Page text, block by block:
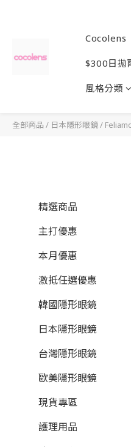
Cocolens
$300日拋
風格分類
全部商品 / 日本隱形眼鏡/
精選商品
主打優惠
本月優惠
激抵任選優惠
韓國隱形眼鏡
日本隱形眼鏡
台灣隱形眼鏡
歐美隱形眼鏡
現貨專區
護理用品